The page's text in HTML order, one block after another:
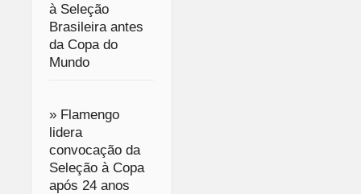
à Seleção
Brasileira antes
da Copa do
Mundo
» Flamengo
lidera
convocação da
Seleção à Copa
após 24 anos